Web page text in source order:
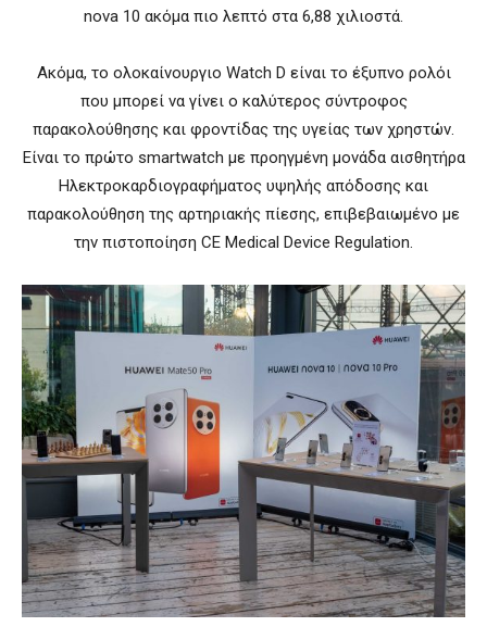
nova 10 ακόμα πιο λεπτό στα 6,88 χιλιοστά.
Ακόμα, το ολοκαίνουργιο Watch D είναι το έξυπνο ρολόι
που μπορεί να γίνει ο καλύτερος σύντροφος
παρακολούθησης και φροντίδας της υγείας των χρηστών.
Είναι το πρώτο smartwatch με προηγμένη μονάδα αισθητήρα
Ηλεκτροκαρδιογραφήματος υψηλής απόδοσης και
παρακολούθηση της αρτηριακής πίεσης, επιβεβαιωμένο με
την πιστοποίηση CE Medical Device Regulation.